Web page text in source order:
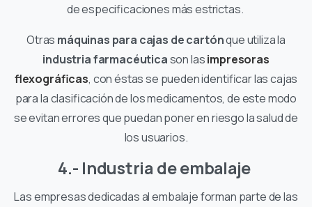
de especificaciones más estrictas.
Otras máquinas para cajas de cartónque utiliza la
industria farmacéuticason lasimpresoras
flexográficas, con éstas se pueden identificar las cajas
para la clasificación de los medicamentos, de este modo
se evitan errores que puedan poner en riesgo la salud de
los usuarios.
4.- Industria de embalaje
Las empresas dedicadas al embalaje forman parte de las